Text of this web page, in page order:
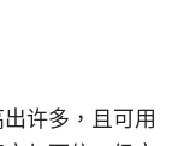
许多，且可用